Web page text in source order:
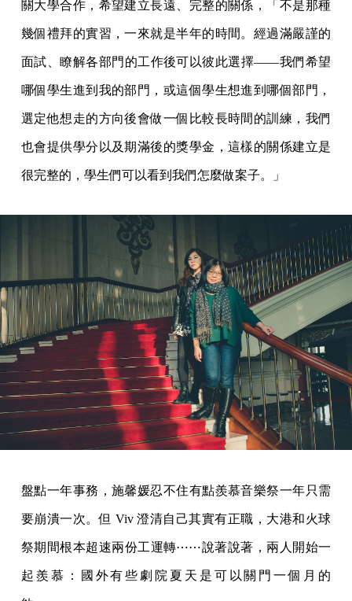
關大學合作，希望建立長遠、完整的關係，「不是那種
幾個禮拜的實習，一來就是半年的時間。經過滿嚴謹的
面試、瞭解各部門的工作後可以彼此選擇——我們希望
哪個學生進到我的部門，或這個學生想進到哪個部門，
選定他想走的方向後會做一個比較長時間的訓練，我們
也會提供學分以及期滿後的獎學金，這樣的關係建立是
很完整的，學生們可以看到我們怎麼做案子。」
盤點一年事務，施馨媛忍不住有點羨慕音樂祭一年只需
要崩潰一次。但 Viv 澄清自己其實有正職，大港和火球
祭期間根本超速兩份工運轉⋯⋯說著說著，兩人開始一
起羨慕：國外有些劇院夏天是可以關門一個月的